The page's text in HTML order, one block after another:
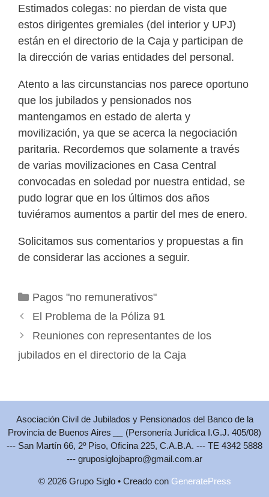
Estimados colegas: no pierdan de vista que
estos dirigentes gremiales (del interior y UPJ)
están en el directorio de la Caja y participan de
la dirección de varias entidades del personal.
Atento a las circunstancias nos parece oportuno
que los jubilados y pensionados nos
mantengamos en estado de alerta y
movilización, ya que se acerca la negociación
paritaria. Recordemos que solamente a través
de varias movilizaciones en Casa Central
convocadas en soledad por nuestra entidad, se
pudo lograr que en los últimos dos años
tuviéramos aumentos a partir del mes de enero.
Solicitamos sus comentarios y propuestas a fin
de considerar las acciones a seguir.
Categorías
Pagos "no remunerativos"
El Problema de la Póliza 91
Reuniones con representantes de los
jubilados en el directorio de la Caja
Asociación Civil de Jubilados y Pensionados del Banco de la
Provincia de Buenos Aires
(Personería Jurídica I.G.J. 405/08)
--- San Martín 66, 2º Piso, Oficina 225, C.A.B.A. --- TE 4342 5888
--- gruposiglojbapro@gmail.com.ar
© 2026 Grupo Siglo• Creado con GeneratePress